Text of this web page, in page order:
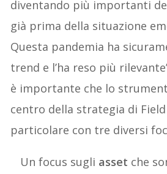
diventando più importanti
già prima della situazione
Questa pandemia ha
trend e l’ha reso più
è importante che lo
centro della strategia di
particolare con tre diversi
Un focus sugli asset che